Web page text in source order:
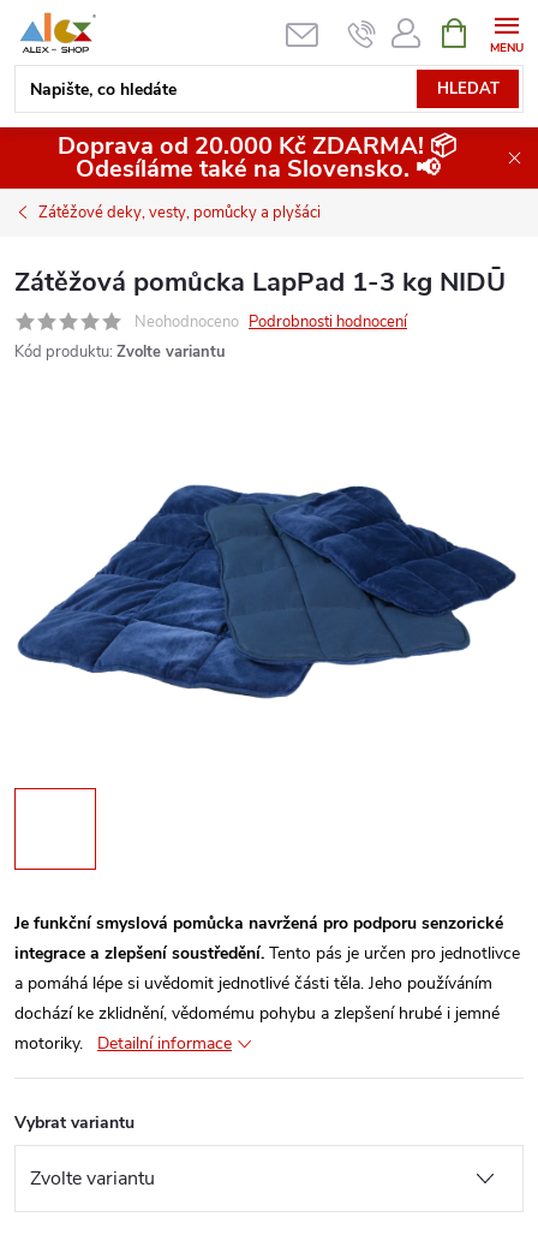
obsah
HLEDAT
NÁKUPNÍ
KOŠÍK
Doprava od 20.000 Kč ZDARMA! 📦
Odesíláme také na Slovensko. 📢
Zátěžové deky, vesty, pomůcky a plyšáci
Zátěžová pomůcka LapPad 1-3 kg NIDŪ
Neohodnoceno Podrobnosti hodnocení
Kód produktu: Zvolte variantu
Je funkční smyslová pomůcka navržená pro podporu senzorické
integrace a zlepšení soustředění. Tento pás je určen pro jednotlivce
a pomáhá lépe si uvědomit jednotlivé části těla. Jeho používáním
dochází ke zklidnění, vědomému pohybu a zlepšení hrubé i jemné
motoriky.
Detailní informace
Vybrat variantu